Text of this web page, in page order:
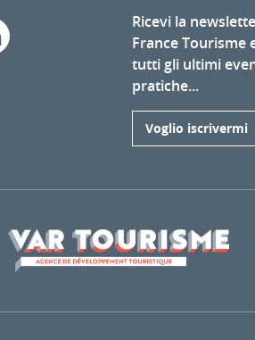
Ricevi la
France Tourisme
tutti gli ultimi
pratiche...
Voglio iscrivermi